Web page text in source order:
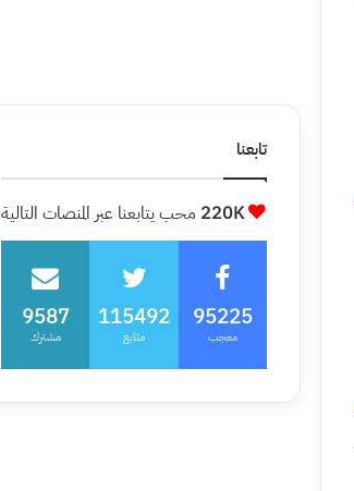
تابعنا
220K محب يتابعنا عبر المنصات التالية
95225
معجب
115492
متابع
9587
مشترك